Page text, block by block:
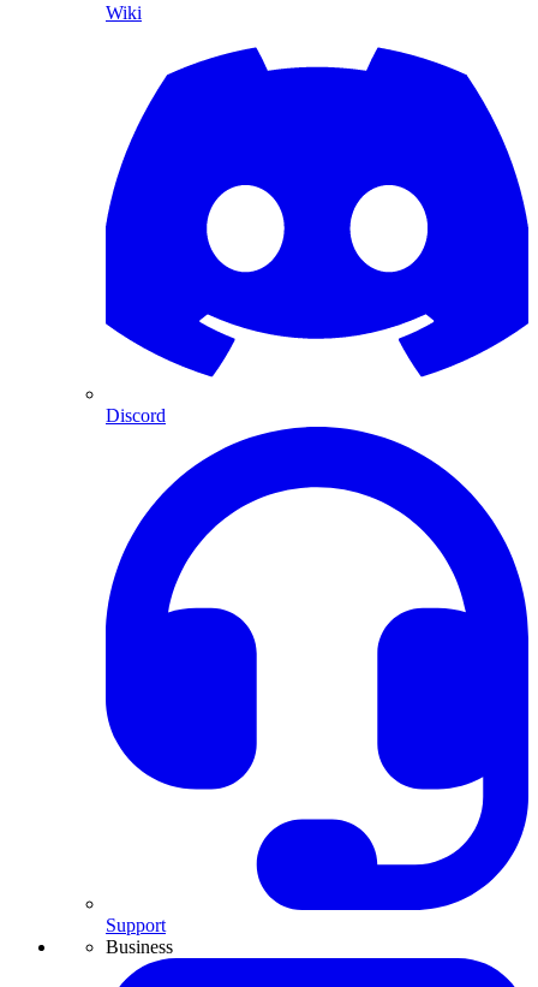
Wiki
Discord
Support
Business